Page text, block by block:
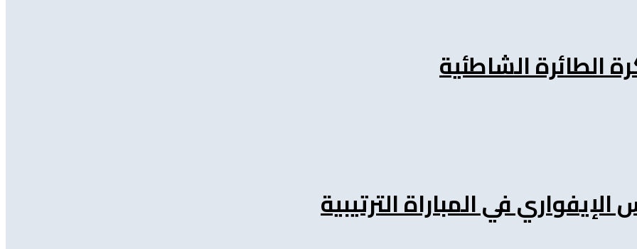
الطائرة الشاطئية
في المباراة الترتيبية